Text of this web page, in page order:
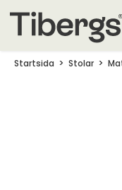
Startsida Stolar